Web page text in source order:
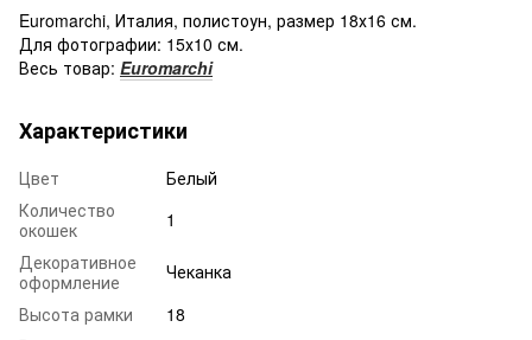
Euromarchi, Италия, полистоун, размер 18х16 см.
Для фотографии: 15х10 см.
Весь товар: Euromarchi
Характеристики
Цвет
Белый
Количество
окошек
1
Декоративное
оформление
Чеканка
Высота рамки
18